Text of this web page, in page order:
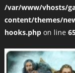
/var/www/vhosts/
content/themes/
hooks.phpon line